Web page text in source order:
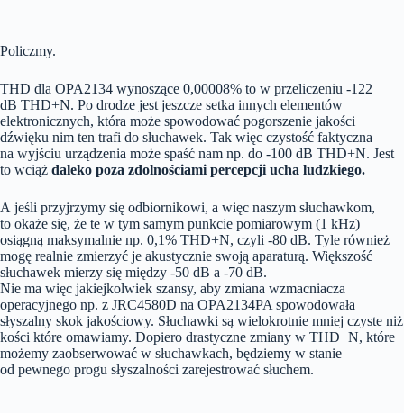
Policzmy.
THD dla OPA2134 wynoszące 0,00008% to w przeliczeniu -122
dB THD+N. Po drodze jest jeszcze setka innych elementów
elektronicznych, która może spowodować pogorszenie jakości
dźwięku nim ten trafi do słuchawek. Tak więc czystość faktyczna
na wyjściu urządzenia może spaść nam np. do -100 dB THD+N. Jest
to wciąż daleko poza zdolnościami percepcji ucha ludzkiego.
A jeśli przyjrzymy się odbiornikowi, a więc naszym słuchawkom,
to okaże się, że te w tym samym punkcie pomiarowym (1 kHz)
osiągną maksymalnie np. 0,1% THD+N, czyli -80 dB. Tyle również
mogę realnie zmierzyć je akustycznie swoją aparaturą. Większość
słuchawek mierzy się między -50 dB a -70 dB.
Nie ma więc jakiejkolwiek szansy, aby zmiana wzmacniacza
operacyjnego np. z JRC4580D na OPA2134PA spowodowała
słyszalny skok jakościowy. Słuchawki są wielokrotnie mniej czyste niż
kości które omawiamy. Dopiero drastyczne zmiany w THD+N, które
możemy zaobserwować w słuchawkach, będziemy w stanie
od pewnego progu słyszalności zarejestrować słuchem.